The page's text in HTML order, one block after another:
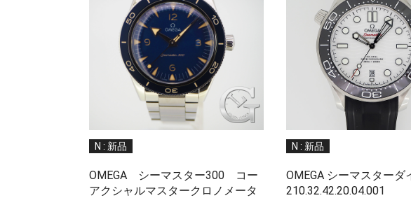
N : 新品
OMEGA シーマスター300 コー
アクシャルマスタークロノメータ
N : 新品
OMEGA シーマスターダ
210.32.42.20.04.001